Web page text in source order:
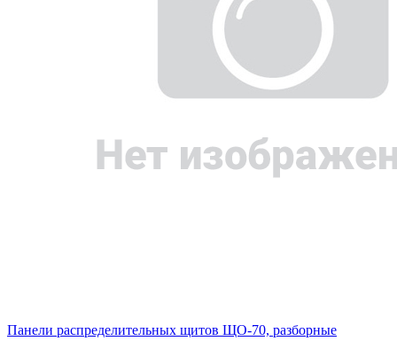
Панели распределительных щитов ЩО-70, разборные